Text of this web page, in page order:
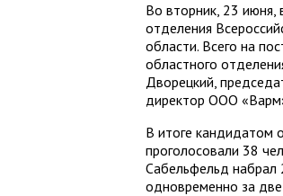
Во вторник, 23 июня,
отделения
области. Всего на
областного
Дворецкий,
директор ООО
В итоге кандидатом
проголосовали 38
Сабельфельд набрал
одновременно за